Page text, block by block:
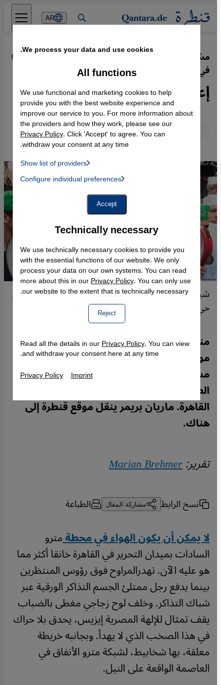
Direkt zum Inhalt springen
AR
مشهد صوفي مصري متجذر بقوة باقٍ
في حدود الدين
·
05.03.2023
إعادة إحياء الصوفية في مصر
Deutsch
English عربي
شباب صوفيون يحتفلون بعيد ميلاد الإمام الحسين في
حي السيدة زينب الشعبي بالقاهرة - مصر.
منذ عقود يرى متصوفة مصر أنفسهم في
موقف دفاعي ضد ما يرونه تزمتاً تضييقاً
مشوهاً للإسلام. فيما يتزايد اهتمام شباب
الطبقة المتوسطة والعليا بالتصوف في
القاهرة. ماريان بريمر ينقل موقع قنطرة إلى
هناك.
تقرير:Marian Brehmer
نسخ الرابط مشاركة المقال الطباعة
لا يمكن أن يكون الهواء في محطةمترو
السادات بميدان التحرير في القاهرة خانقا أكثر مما
هو عليه الآن. تهدرالمراوح فوق رؤوس المنتظرين
بينما يدفع رجل ممتلئ الجسم التذاكر الورقية عبر
شباك التذاكر. وخلف لوح زجاجي مغطى بالضباب
يقف تمثال للإلهة المصرية إيزيس، يحدق بلا حراك
في هذا الصخب الذي لا يهدأ. وبجانبه خريطة
معلقة، بها شخابيط، لشبكة مترو الأنفاق في
العاصمة الواقعة على النيل.
We process your data and use cookies.
Technically necessary
We use technically necessary cookies to provide you
with the essential functions of our website. We only
process your data on our own systems. You can read
more about this in ourPrivacy Policy. You can only use
our website to the extent that is technically necessary.
Reject
All functions
We use functional and marketing cookies to help
provide you with the best website experience and
improve our service to you. For more information about
the providers and how they work, please see our
Privacy Policy. Click 'Accept' to agree. You can
withdraw your consent at any time.
Show list of providers
Instagram Embed, Twitter Embed, Youtube Embed
Facebook Embed / Facebook Connect
Google Maps Embed
Configure individual preferences
Accept
Read all the details in ourPrivacy Policy. You can view
and withdraw your consent here at any time.
Privacy Policy Imprint